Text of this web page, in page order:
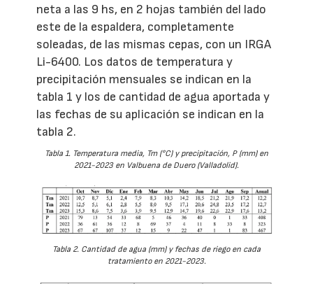
neta a las 9 hs, en 2 hojas también del lado
este de la espaldera, completamente
soleadas, de las mismas cepas, con un IRGA
Li-6400. Los datos de temperatura y
precipitación mensuales se indican en la
tabla 1 y los de cantidad de agua aportada y
las fechas de su aplicación se indican en la
tabla 2.
Tabla 1. Temperatura media, Tm (°C) y precipitación, P (mm) en
2021-2023 en Valbuena de Duero (Valladolid).
Tabla 2. Cantidad de agua (mm) y fechas de riego en cada
tratamiento en 2021-2023.